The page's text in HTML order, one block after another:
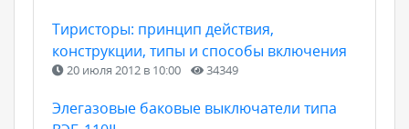
Тиристоры: принцип действия,
конструкции, типы и способы включения
20 июля 2012 в 10:00 34349
Элегазовые баковые выключатели типа